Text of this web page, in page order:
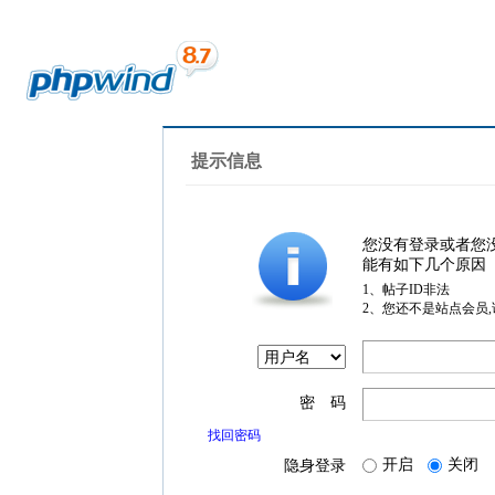
提示信息
您没有登录或者您
能有如下几个原因
1、帖子ID非法
2、您还不是站点会员
密 码
找回密码
隐身登录 开启 关闭